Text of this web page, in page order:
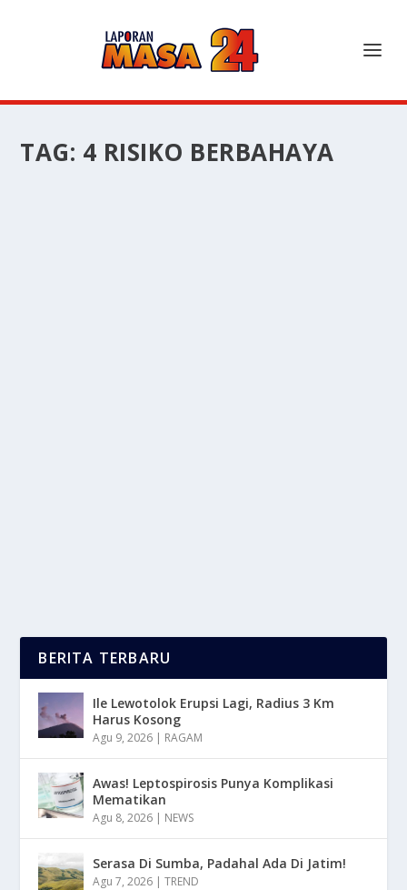
TAG: 4 RISIKO BERBAHAYA
BERITA TERBARU
Ile Lewotolok Erupsi Lagi, Radius 3 Km
Harus Kosong
Agu 9, 2026 | RAGAM
Awas! Leptospirosis Punya Komplikasi
Mematikan
Agu 8, 2026 | NEWS
Serasa Di Sumba, Padahal Ada Di Jatim!
Agu 7, 2026 |TREND